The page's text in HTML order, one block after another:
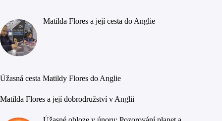
Matilda Flores a její cesta do Anglie
Úžasná cesta Matildy Flores do Anglie
Matilda Flores a její dobrodružství v Anglii